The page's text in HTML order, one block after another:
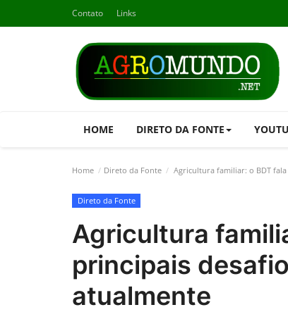
Contato Links
HOME DIRETO DA FONTE
Home Direto da Fonte Agricultura familiar: o BDT
Direto da Fonte
Agricultura
principais
atualmente